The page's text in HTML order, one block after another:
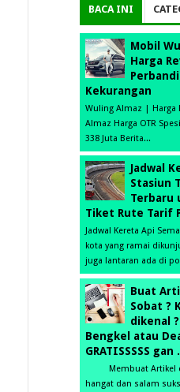
BACA INI
Mobil
Harga
Kekurangan
Wuling Almaz | Harga
Almaz Harga OTR
338 Juta Berita...
Jadwal
Stasiun
Terbaru
Tiket Rute Tarif
Jadwal Kereta Api
kota yang ramai
juga lantaran ada di
Buat
Sobat ?
dikenal
Bengkel atau
GRATISSSSS gan
Membuat Artikel di
hangat dan salam